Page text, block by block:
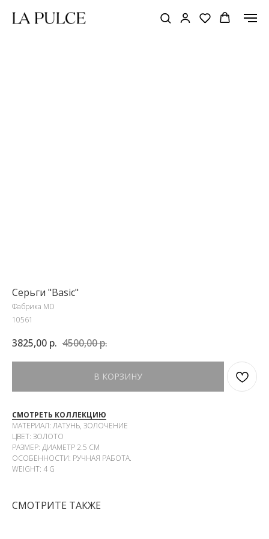
Серьги "Basic"
Фабрика MD
10561
3825,00 р. 4500,00р.
В КОРЗИНУ
СМОТРЕТЬ КОЛЛЕКЦИЮ
МАТЕРИАЛ: ЛАТУНЬ, ЗОЛОЧЕНИЕ
ЦВЕТ: ЗОЛОТО
РАЗМЕР: ДИАМЕТР 2.5 СМ
ОСОБЕННОСТИ: РУЧНАЯ РАБОТА.
WEIGHT: 4 G
СМОТРИТЕ ТАКЖЕ